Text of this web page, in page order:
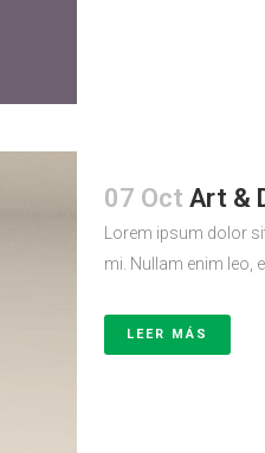
07 Oct Art &
Lorem ipsum dolor
mi. Nullam enim leo,
LEER MÁS